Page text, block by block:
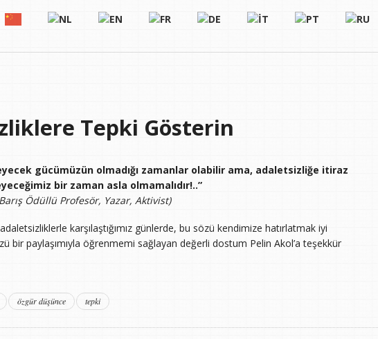
Tepki Gösterin
gücümüzün olmadığı zamanlar olabilir ama, adaletsizliğe itiraz
bir zaman asla olmamalıdır!..”
Ödüllü Profesör, Yazar, Aktivist)
karşılaştığımız günlerde, bu sözü kendimize hatırlatmak iyi
bir paylaşımıyla öğrenmemi sağlayan değerli dostum Pelin Akol’a teşekkür
özgür düşünce tepki